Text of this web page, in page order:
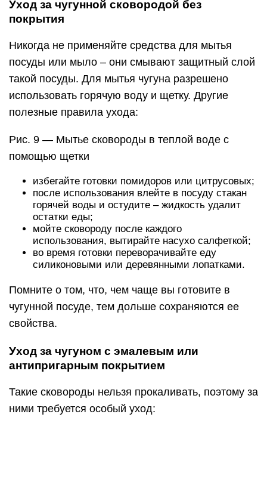
Уход за чугунной сковородой без
покрытия
Никогда не применяйте средства для мытья
посуды или мыло – они смывают защитный слой
такой посуды. Для мытья чугуна разрешено
использовать горячую воду и щетку. Другие
полезные правила ухода:
Рис. 9 — Мытье сковороды в теплой воде с
помощью щетки
избегайте готовки помидоров или цитрусовых;
после использования влейте в посуду стакан
горячей воды и остудите – жидкость удалит
остатки еды;
мойте сковороду после каждого
использования, вытирайте насухо салфеткой;
во время готовки переворачивайте еду
силиконовыми или деревянными лопатками.
Помните о том, что, чем чаще вы готовите в
чугунной посуде, тем дольше сохраняются ее
свойства.
Уход за чугуном с эмалевым или
антипригарным покрытием
Такие сковороды нельзя прокаливать, поэтому за
ними требуется особый уход: